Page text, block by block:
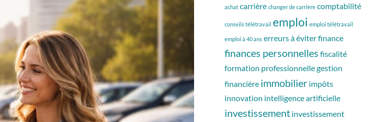
achat carrière changer de carrière comptabilité
conseils télétravail emploi emploi télétravail
emploi à 40 ans erreurs à éviterfinance
finances personnelles fiscalité
formation professionnellegestion
financière immobilier impôts
innovation intelligence artificielle
investissement investissement